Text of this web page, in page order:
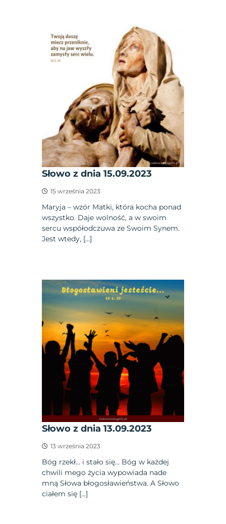
Słowo z dnia 15.09.2023
15 września 2023
Maryja – wzór Matki, która kocha ponad
wszystko. Daje wolność, a w swoim
sercu współodczuwa ze Swoim Synem.
Jest wtedy, […]
Słowo z dnia 13.09.2023
13 września 2023
Bóg rzekł… i stało się… Bóg w każdej
chwili mego życia wypowiada nade
mną Słowa błogosławieństwa. A Słowo
ciałem się […]